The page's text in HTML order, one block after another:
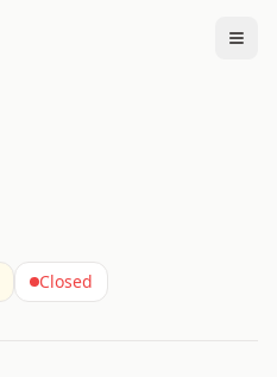
Closed